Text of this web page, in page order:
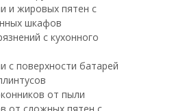
и жировых пятен с
шкафов
с кухонного
с поверхности батарей
от пыли